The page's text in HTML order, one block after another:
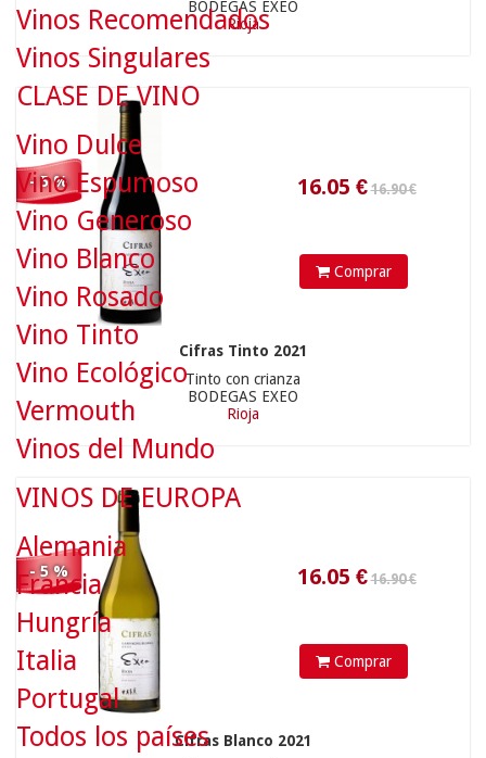
BODEGAS EXEO
Rioja
- 5 %
Comprar
Cifras Tinto 2021
Tinto con crianza
BODEGAS EXEO
Rioja
- 5 %
16.90 €
Comprar
Cifras Blanco 2021
Vinos Recomendados
Vinos Singulares
CLASE DE VINO
Vino Dulce
Vino Espumoso
Vino Generoso
Vino Blanco
Vino Rosado
Vino Tinto
Vino Ecológico
Vermouth
Vinos del Mundo
VINOS DE EUROPA
Alemania
Francia
Hungría
Italia
Portugal
Todos los países